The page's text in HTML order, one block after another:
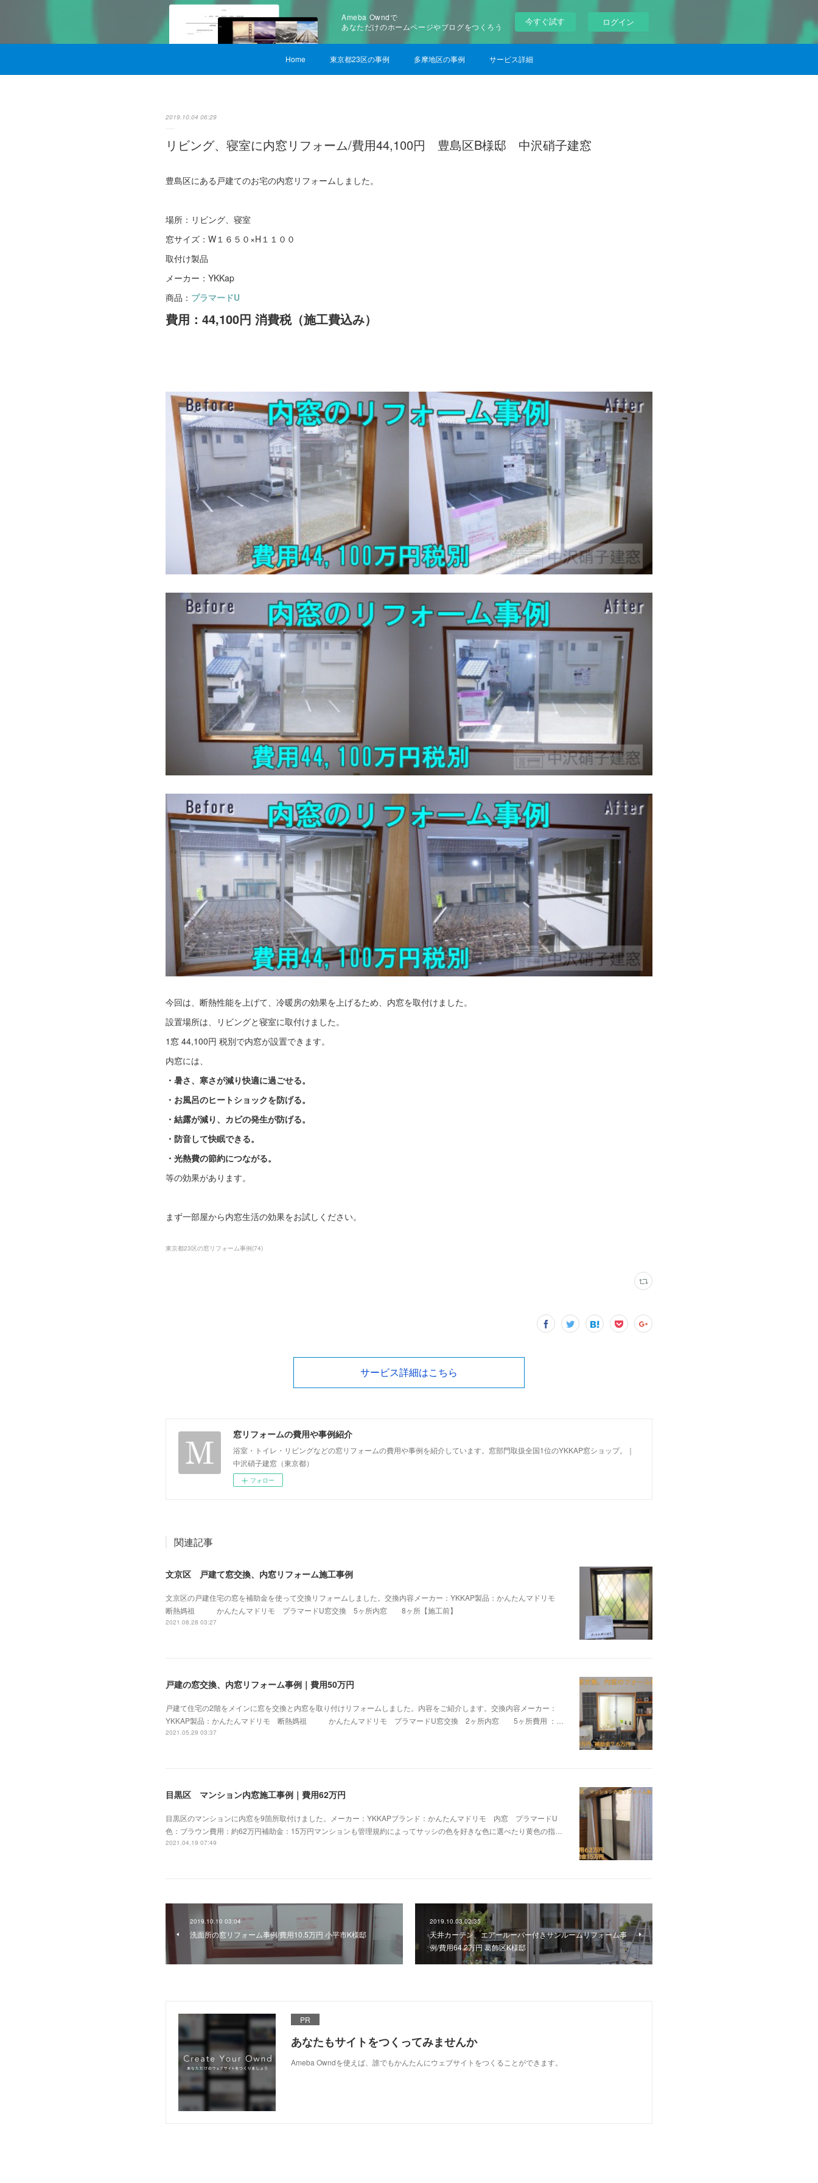
Ameba Owndで
あなただけのホームページやブログをつくろう
今すぐ試す ログイン
Home 東京都23区の事例 多摩地区の事例 サービス詳細
2019.10.04 06:29
リビング、寝室に内窓リフォーム/費用44,100円 豊島区B様邸 中沢硝子建窓
豊島区にある戸建てのお宅の内窓リフォームしました。
場所：リビング、寝室
窓サイズ：W１６５０×H１１００
取付け製品
メーカー：YKKap
商品： プラマードU
費用：44,100円 消費税（施工費込み）
今回は、断熱性能を上げて、冷暖房の効果を上げるため、内窓を取付けました。
設置場所は、リビングと寝室に取付けました。
1窓 44,100円 税別で内窓が設置できます。
内窓には、
・暑さ、寒さが減り快適に過ごせる。
・お風呂のヒートショックを防げる。
・結露が減り、カビの発生が防げる。
・防音して快眠できる。
・光熱費の節約につながる。
等の効果があります。
まず一部屋から内窓生活の効果をお試しください。
東京都23区の窓リフォーム事例(74)
サービス詳細はこちら
窓リフォームの費用や事例紹介
浴室・トイレ・リビングなどの窓リフォームの費用や事例を紹介しています。窓部門取扱全国1位のYKKAP窓ショップ。｜
中沢硝子建窓（東京都）
フォロー
関連記事
文京区 戸建て窓交換、内窓リフォーム施工事例
文京区の戸建住宅の窓を補助金を使って交換リフォームしました。交換内容メーカー：YKKAP製品：かんたんマドリモ
断熱媽祖 かんたんマドリモ プラマードU窓交換 5ヶ所内窓 8ヶ所【施工前】
2021.08.28 03:27
戸建の窓交換、内窓リフォーム事例｜費用50万円
戸建て住宅の2階をメインに窓を交換と内窓を取り付けリフォームしました。内容をご紹介します。交換内容メーカー：
YKKAP製品：かんたんマドリモ 断熱媽祖 かんたんマドリモ プラマードU窓交換 2ヶ所内窓 5ヶ所費用 ：…
2021.05.29 03:37
目黒区 マンション内窓施工事例｜費用62万円
目黒区のマンションに内窓を9箇所取付けました。メーカー：YKKAPブランド：かんたんマドリモ 内窓 プラマードU
色：ブラウン費用：約62万円補助金：15万円マンションも管理規約によってサッシの色を好きな色に選べたり黄色の指…
2021.04.19 07:49
2019.10.10 03:04
洗面所の窓リフォーム事例/費用10.5万円 小平市K様邸
2019.10.03 02:35
天井カーテン、エアールーバー付きサンルームリフォーム事
例/費用64.2万円 葛飾区K様邸
PR
あなたもサイトをつくってみませんか
Ameba Owndを使えば、誰でもかんたんにウェブサイトをつくることができます。